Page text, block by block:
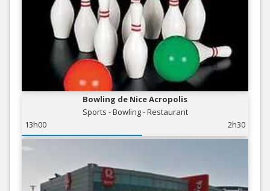
Bowling de Nice Acropolis
Sports - Bowling - Restaurant
13h00
2h30